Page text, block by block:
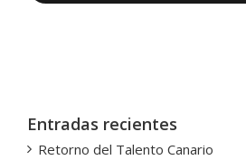
Entradas recientes
Retorno del Talento Canario